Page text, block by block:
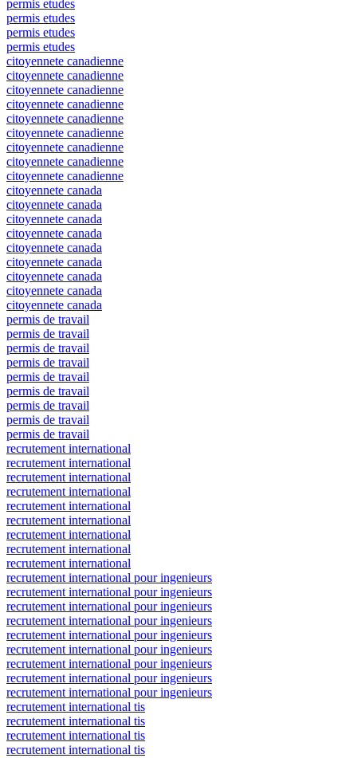
permis etudes
permis etudes
permis etudes
permis etudes
citoyennete canadienne
citoyennete canadienne
citoyennete canadienne
citoyennete canadienne
citoyennete canadienne
citoyennete canadienne
citoyennete canadienne
citoyennete canadienne
citoyennete canadienne
citoyennete canada
citoyennete canada
citoyennete canada
citoyennete canada
citoyennete canada
citoyennete canada
citoyennete canada
citoyennete canada
citoyennete canada
permis de travail
permis de travail
permis de travail
permis de travail
permis de travail
permis de travail
permis de travail
permis de travail
permis de travail
recrutement international
recrutement international
recrutement international
recrutement international
recrutement international
recrutement international
recrutement international
recrutement international
recrutement international
recrutement international pour ingenieurs
recrutement international pour ingenieurs
recrutement international pour ingenieurs
recrutement international pour ingenieurs
recrutement international pour ingenieurs
recrutement international pour ingenieurs
recrutement international pour ingenieurs
recrutement international pour ingenieurs
recrutement international pour ingenieurs
recrutement international tis
recrutement international tis
recrutement international tis
recrutement international tis